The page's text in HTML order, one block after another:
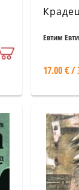
Евтим
17.00 € /